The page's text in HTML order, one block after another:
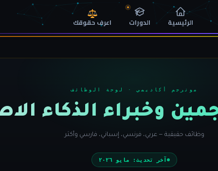
الرئيسية الدورات اعرف حقوقك
موترجم أكاديمي · لوحة الوظائف
وخبراء الذكاء
وظائف حقيقية — عربي، فرنسي، إسباني، فارسي وأكثر
آخر تحديث: مايو ٢٠٢٦